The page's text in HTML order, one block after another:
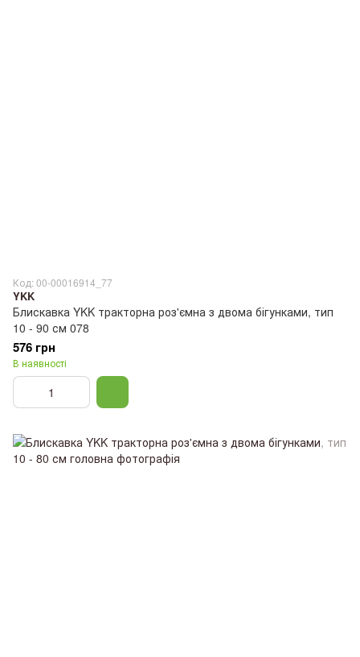
Код: 00-00016914_77
YKK
Блискавка YKK тракторна роз'ємна з двома бігунками, тип
10 - 90 см 078
576 грн
В наявності